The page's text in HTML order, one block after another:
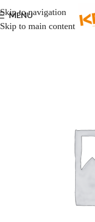
Skip to navigation
Skip to main content
MENU